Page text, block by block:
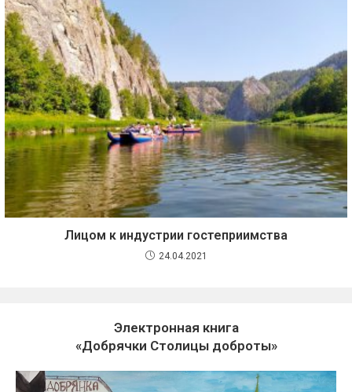
Лицом к индустрии гостеприимства
24.04.2021
Электронная книга
«Добрячки Столицы доброты»